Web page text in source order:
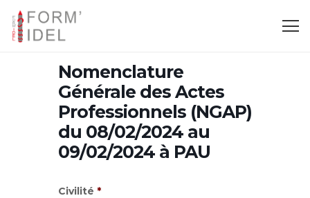
Nomenclature
Générale des Actes
Professionnels (NGAP)
du 08/02/2024 au
09/02/2024 à PAU
Civilité *